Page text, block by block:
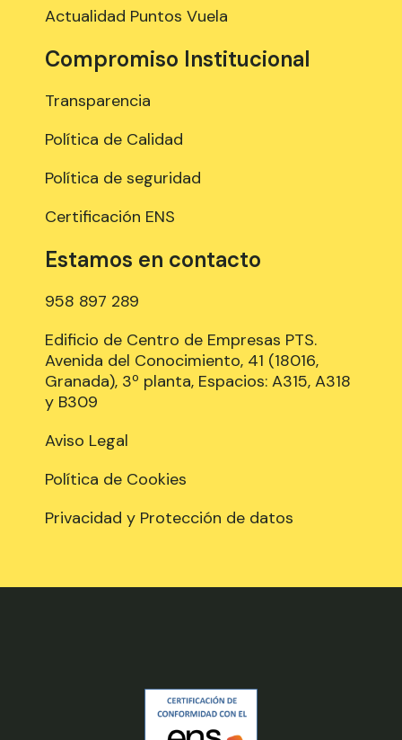
Actualidad Puntos Vuela
Compromiso Institucional
Transparencia
Política de Calidad
Política de seguridad
Certificación ENS
Estamos en contacto
958 897 289
Edificio de Centro de Empresas PTS.
Avenida del Conocimiento, 41 (18016,
Granada), 3º planta, Espacios: A315, A318
y B309
Aviso Legal
Política de Cookies
Privacidad y Protección de datos